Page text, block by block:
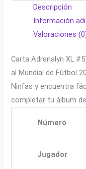
Descripción
Información
Valoraciones
Carta Adrenalyn XL
al Mundial de Fùtbol
Ninfas y encuentra
completar tu álbum
Número
Jugador